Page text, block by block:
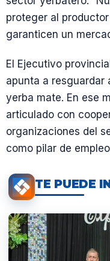
proteger al
garanticen un
El Ejecutivo
apunta a resguardar
yerba mate. En ese
articulado con
organizaciones del
como pilar de
TE PUEDE